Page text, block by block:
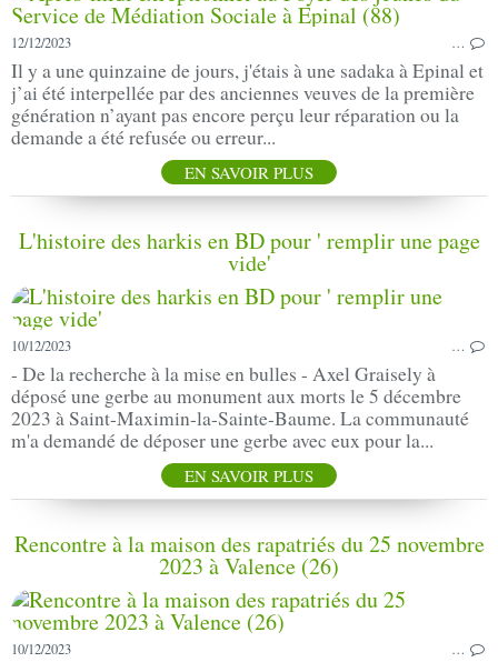
12/12/2023 …
Il y a une quinzaine de jours, j'étais à une sadaka à Epinal et
j’ai été interpellée par des anciennes veuves de la première
génération n’ayant pas encore perçu leur réparation ou la
demande a été refusée ou erreur...
EN SAVOIR PLUS
L'histoire des harkis en BD pour ' remplir une page
vide'
10/12/2023 …
- De la recherche à la mise en bulles - Axel Graisely à
déposé une gerbe au monument aux morts le 5 décembre
2023 à Saint-Maximin-la-Sainte-Baume. La communauté
m'a demandé de déposer une gerbe avec eux pour la...
EN SAVOIR PLUS
Rencontre à la maison des rapatriés du 25 novembre
2023 à Valence (26)
10/12/2023 …